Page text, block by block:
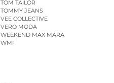
TOM TAILOR
TOMMY JEANS
VEE COLLECTIVE
VERO MODA
WEEKEND MAX MARA
WMF